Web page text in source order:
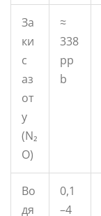
За
ки
с
аз
от
у
(N₂
O)
≈
338
pp
b
Во
дя
0,1
–4